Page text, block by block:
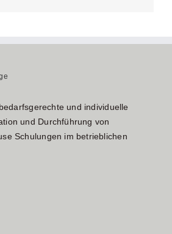
und individuelle
und Durchführung von
Schulungen im betrieblichen